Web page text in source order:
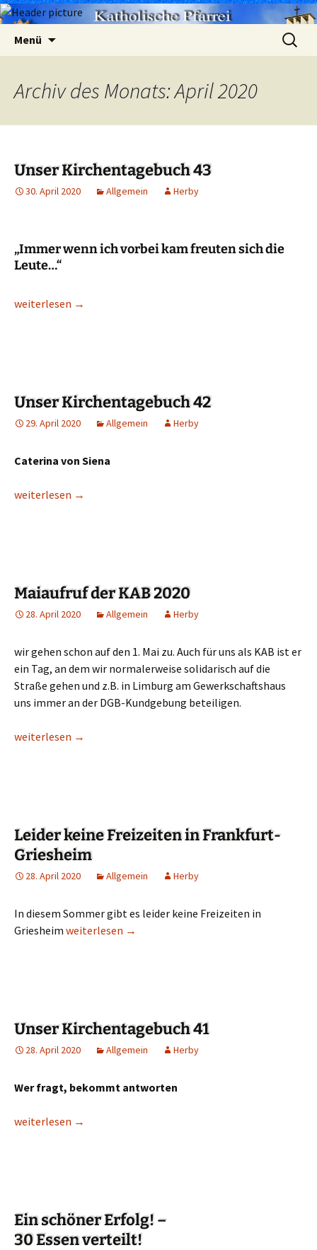
Menü
Suchen
nach:
Archiv des Monats: April 2020
Unser Kirchentagebuch 43
30. April 2020 Allgemein Herby
„Immer wenn ich vorbei kam freuten sich die
Leute…“
Unser Kirchentagebuch 43
weiterlesen →
Unser Kirchentagebuch 42
29. April 2020 Allgemein Herby
Caterina von Siena
Unser Kirchentagebuch 42
weiterlesen →
Maiaufruf der KAB 2020
28. April 2020 Allgemein Herby
wir gehen schon auf den 1. Mai zu. Auch für uns als KAB ist er
ein Tag, an dem wir normalerweise solidarisch auf die
Straße gehen und z.B. in Limburg am Gewerkschaftshaus
uns immer an der DGB-Kundgebung beteiligen.
Maiaufruf der KAB 2020
weiterlesen →
Leider keine Freizeiten in Frankfurt-
Griesheim
28. April 2020 Allgemein Herby
In diesem Sommer gibt es leider keine Freizeiten in
Griesheim Leider keine Freizeiten in Frankfurt-Griesheim
weiterlesen →
Unser Kirchentagebuch 41
28. April 2020 Allgemein Herby
Wer fragt, bekommt antworten
Unser Kirchentagebuch 41
weiterlesen →
Ein schöner Erfolg! –
30 Essen verteilt!